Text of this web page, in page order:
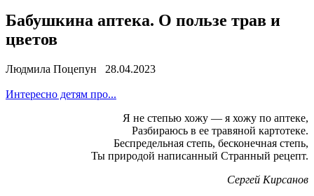
Бабушкина аптека. О пользе трав и
цветов
Людмила Поцепун 28.04.2023
Интересно детям про...
Я не степью хожу — я хожу по аптеке,
Разбираюсь в ее травяной картотеке.
Беспредельная степь, бесконечная степь,
Ты природой написанный Странный рецепт.
Сергей Кирсанов